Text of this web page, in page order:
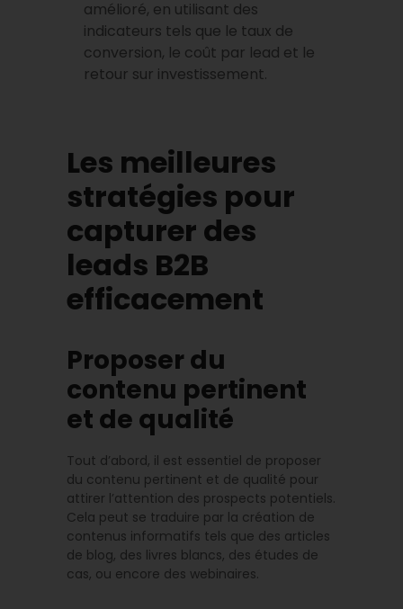
amélioré, en utilisant des
indicateurs tels que le taux de
conversion, le coût par lead et le
retour sur investissement.
Les meilleures
stratégies pour
capturer des
leads B2B
efficacement
Proposer du
contenu pertinent
et de qualité
Tout d’abord, il est essentiel de proposer
du contenu pertinent et de qualité pour
attirer l’attention des prospects potentiels.
Cela peut se traduire par la création de
contenus informatifs tels que des articles
de blog, des livres blancs, des études de
cas, ou encore des webinaires.